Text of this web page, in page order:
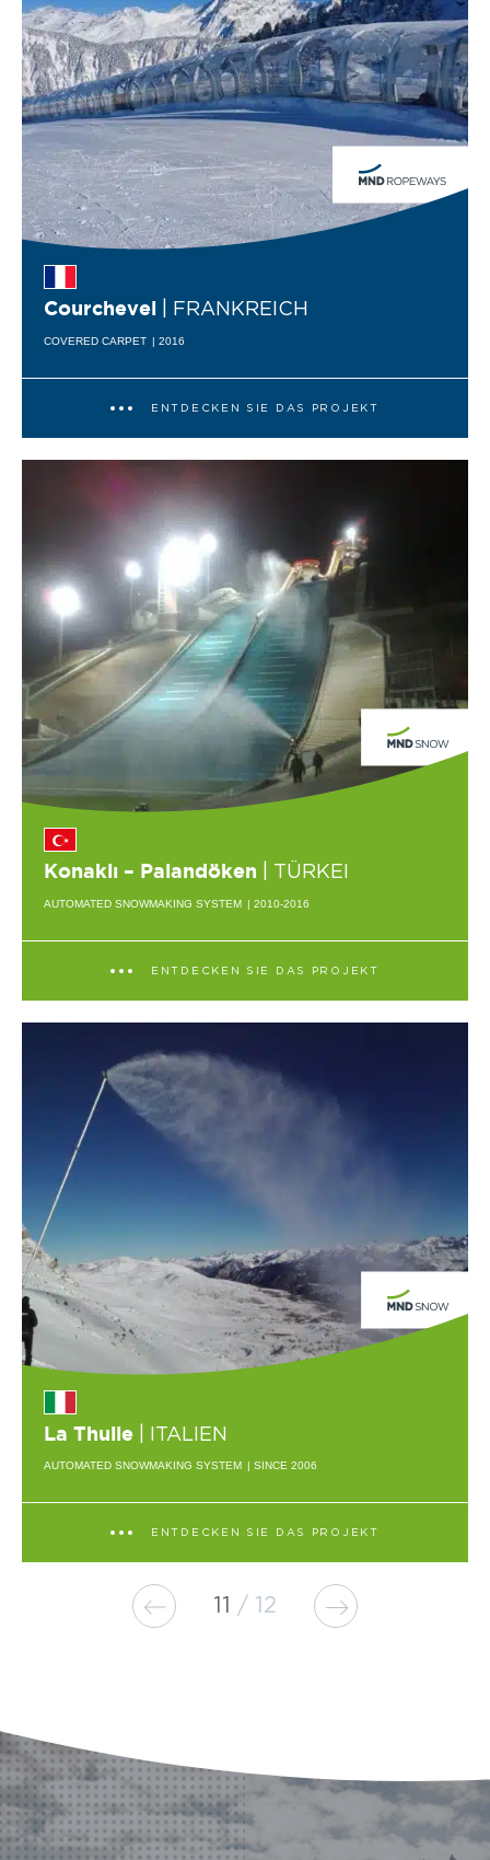
Courchevel | FRANKREICH
COVERED CARPET | 2016
ENTDECKEN SIE DAS PROJEKT
Konaklı – Palandöken | TÜRKEI
AUTOMATED SNOWMAKING SYSTEM | 2010-2016
ENTDECKEN SIE DAS PROJEKT
La Thuile | ITALIEN
AUTOMATED SNOWMAKING SYSTEM | SINCE 2006
ENTDECKEN SIE DAS PROJEKT
11 12